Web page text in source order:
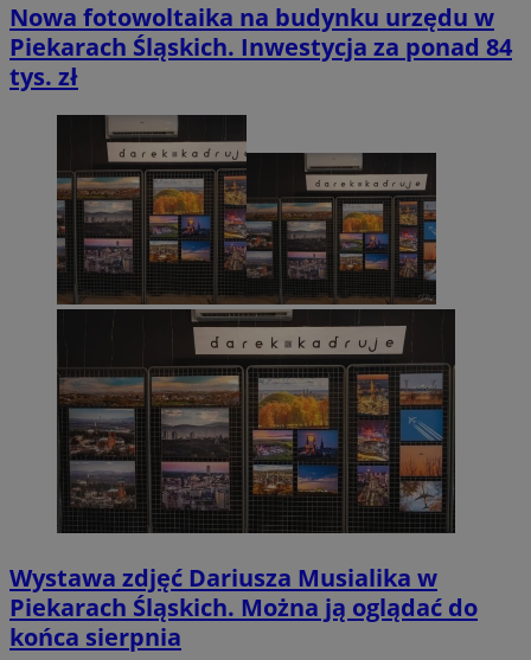
Nowa fotowoltaika na budynku urzędu w
Piekarach Śląskich. Inwestycja za ponad 84
tys. zł
Wystawa zdjęć Dariusza Musialika w
Piekarach Śląskich. Można ją oglądać do
końca sierpnia